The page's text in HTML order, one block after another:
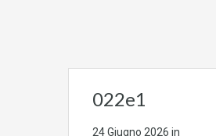
022e1
24 Giugno 2026 in